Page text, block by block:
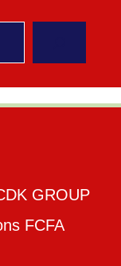
GROUP
FCFA